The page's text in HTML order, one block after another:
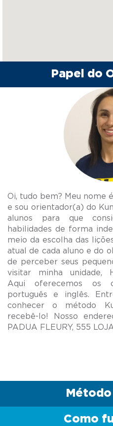
Papel do
Oi, tudo bem? Meu nome
e sou orientador(a) do
alunos para que
habilidades de forma
meio da escolha das
atual de cada aluno e do
de perceber seus
visitar minha unidade,
Aqui oferecemos os
português e inglês.
conhecer o método
recebê-lo! Nosso
Como